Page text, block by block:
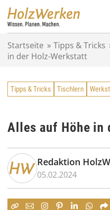
Startseite » Tipps & Tricks
in der Holz-Werkstatt
Tipps & Tricks Tischlern
Alles auf Höhe in
Redaktion
05.02.2024